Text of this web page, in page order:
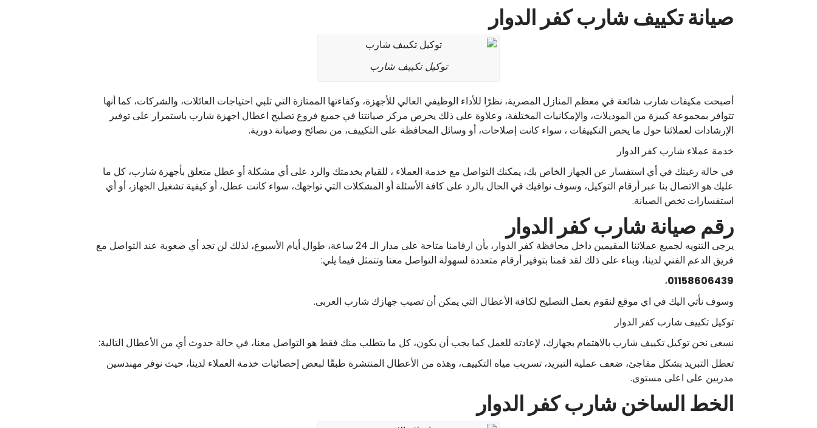
صيانة تكييف شارب كفر الدوار
توكيل تكييف شارب
أصبحت مكيفات شارب شائعة في معظم المنازل المصرية، نظرًا للأداء الوظيفي العالي للأجهزة، وكفاءتها الممتازة التي تلبي احتياجات العائلات، والشركات، كما أنها
تتوافر بمجموعة كبيرة من الموديلات، والإمكانيات المختلفة، وعلاوة على ذلك يحرص مركز صيانتنا في جميع فروع تصليح اعطال اجهزة شارب باستمرار على توفير
الإرشادات لعملائنا حول ما يخص التكييفات ، سواء كانت إصلاحات، أو وسائل المحافظة على التكييف، من نصائح وصيانة دورية.
خدمة عملاء شارب كفر الدوار
في حالة رغبتك في أي استفسار عن الجهاز الخاص بك، يمكنك التواصل مع خدمة العملاء ، للقيام بخدمتك والرد على أي مشكلة أو عطل متعلق بأجهزة شارب، كل ما
عليك هو الاتصال بنا عبر أرقام التوكيل، وسوف نوافيك في الحال بالرد على كافة الأسئلة أو المشكلات التي تواجهك، سواء كانت عطل، أو كيفية تشغيل الجهاز، أو أي
استفسارات تخص الصيانة.
رقم صيانة شارب كفر الدوار
يرجى التنويه لجميع عملائنا المقيمين داخل محافظة كفر الدوار، بأن ارقامنا متاحة على مدار الـ 24 ساعة، طوال أيام الأسبوع، لذلك لن تجد أي صعوبة عند التواصل مع
فريق الدعم الفني لدينا، وبناء على ذلك لقد قمنا بتوفير أرقام متعددة لسهولة التواصل معنا وتتمثل فيما يلي:
01158606439،
وسوف نأتي اليك في اي موقع لنقوم بعمل التصليح لكافة الأعطال التي يمكن أن تصيب جهازك شارب العربى.
توكيل تكييف شارب كفر الدوار
نسعى نحن توكيل تكييف شارب بالاهتمام بجهازك، لإعادته للعمل كما يجب أن يكون، كل ما يتطلب منك فقط هو التواصل معنا، في حالة حدوث أي من الأعطال التالية:
تعطل التبريد بشكل مفاجئ، ضعف عملية التبريد، تسريب مياه التكييف، وهذه من الأعطال المنتشرة طبقًا لبعض إحصائيات خدمة العملاء لدينا، حيث نوفر مهندسين
مدربين على اعلى مستوى.
الخط الساخن شارب كفر الدوار